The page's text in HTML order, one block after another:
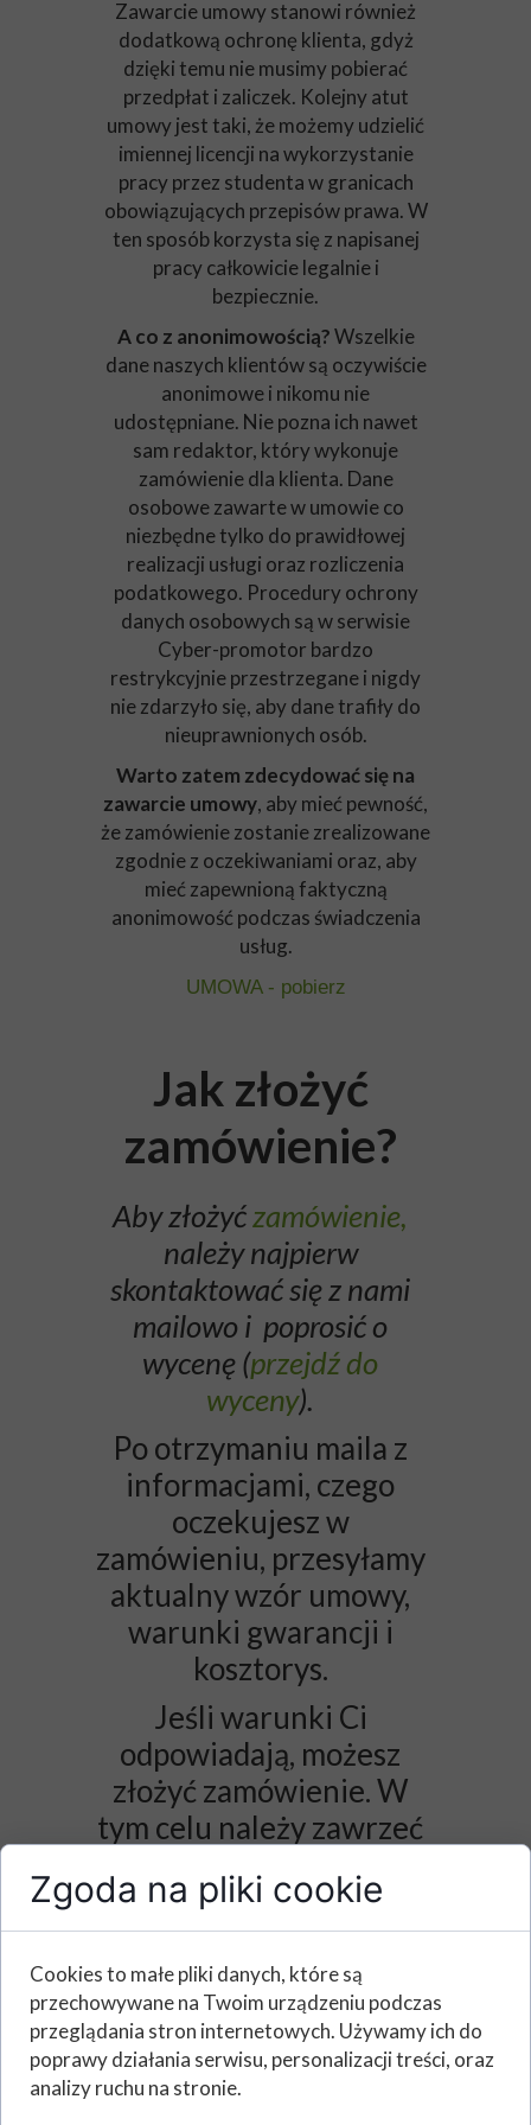
Zawarcie umowy stanowi również
dodatkową ochronę klienta, gdyż
dzięki temu nie musimy pobierać
przedpłat i zaliczek. Kolejny atut
umowy jest taki, że możemy udzielić
imiennej licencji na wykorzystanie
pracy przez studenta w granicach
obowiązujących przepisów prawa. W
ten sposób korzysta się z napisanej
pracy całkowicie legalnie i
bezpiecznie.
A co z anonimowością?Wszelkie
dane naszych klientów są oczywiście
anonimowe i nikomu nie
udostępniane. Nie pozna ich nawet
sam redaktor, który wykonuje
zamówienie dla klienta. Dane
osobowe zawarte w umowie co
niezbędne tylko do prawidłowej
realizacji usługi oraz rozliczenia
podatkowego. Procedury ochrony
danych osobowych są w serwisie
Cyber-promotor bardzo
restrykcyjnie przestrzegane i nigdy
nie zdarzyło się, aby dane trafiły do
nieuprawnionych osób.
Warto zatem zdecydować się na
zawarcie umowy, aby mieć pewność,
że zamówienie zostanie zrealizowane
zgodnie z oczekiwaniami oraz, aby
mieć zapewnioną faktyczną
anonimowość podczas świadczenia
usług.
UMOWA - pobierz
nas mailem. Wystarczy
wypełniona w Wordzie
umowa z dołączonym do
niej zabezpieczonym
zdjęciem dokumentu
Jak złożyć
zamówienie?
Aby złożyćzamówienie,
należy najpierw
skontaktować się z nami
mailowo i poprosić o
wycenę (przejdź do
wyceny).
Po otrzymaniu maila z
informacjami, czego
oczekujesz w
zamówieniu, przesyłamy
aktualny wzór umowy,
warunki gwarancji i
kosztorys.
Jeśli warunki Ci
odpowiadają, możesz
złożyć zamówienie. W
tym celu należy zawrzeć
Zgoda na pliki cookie
Cookies to małe pliki danych, które są
przechowywane na Twoim urządzeniu podczas
przeglądania stron internetowych. Używamy ich do
poprawy działania serwisu, personalizacji treści, oraz
analizy ruchu na stronie.